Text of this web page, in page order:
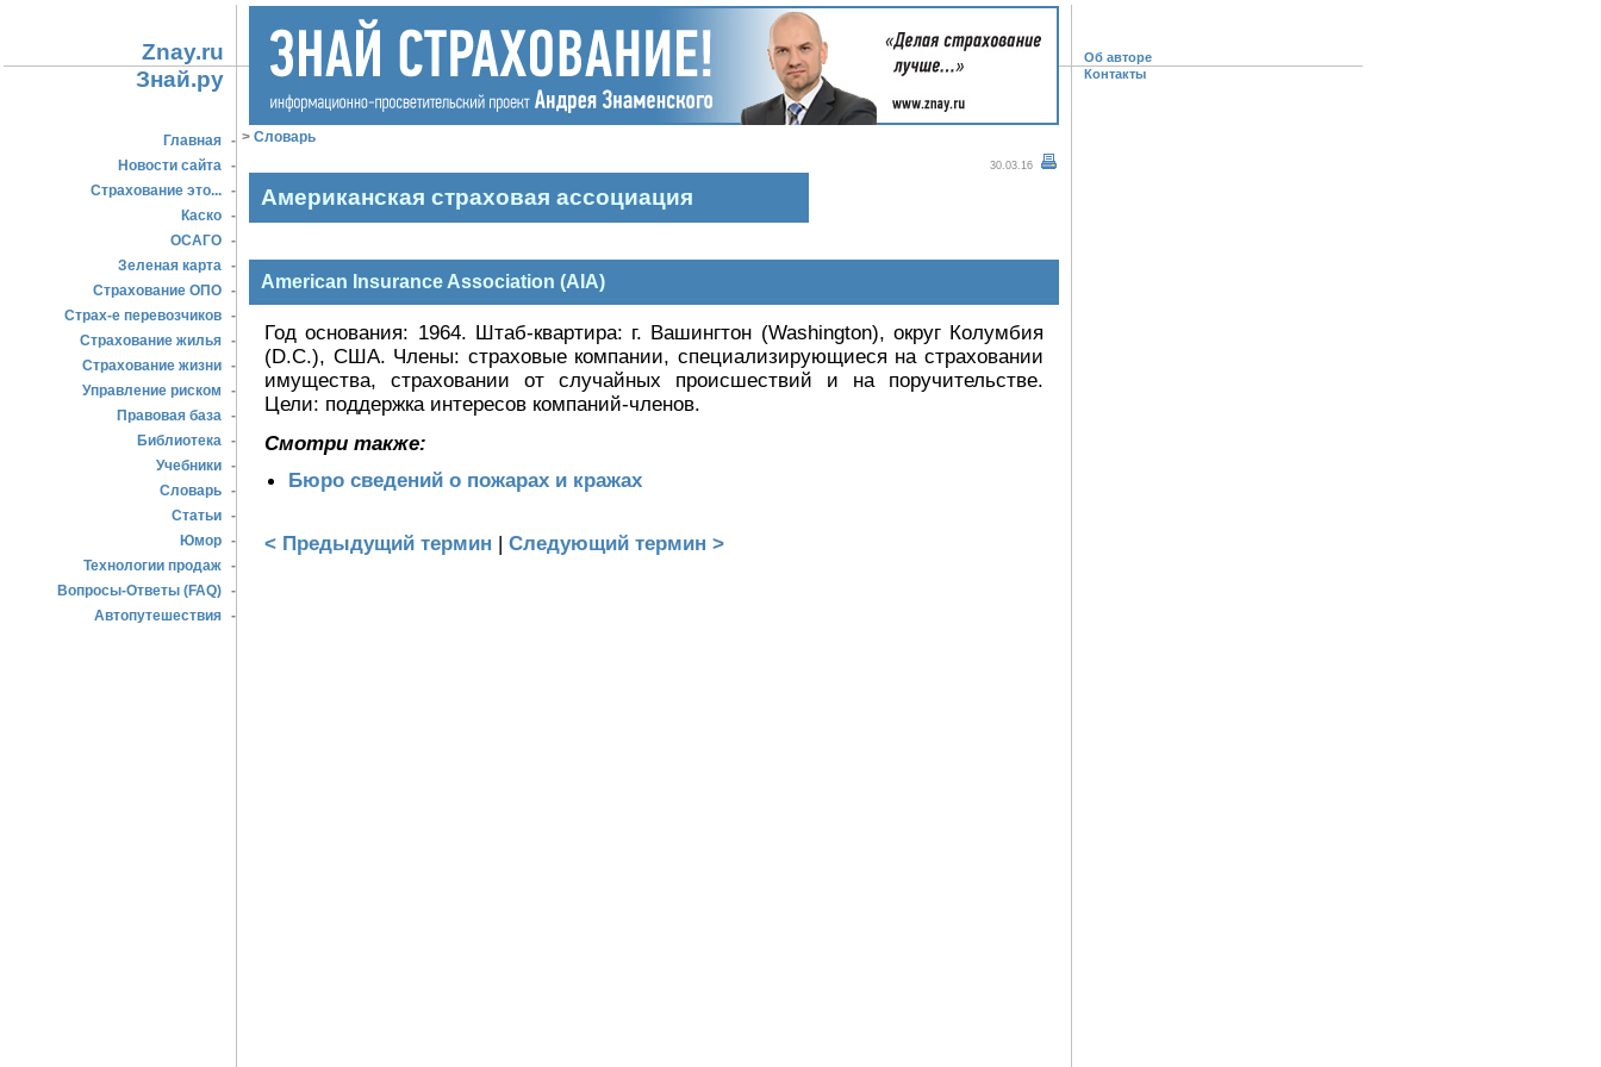
Znay.ru Об авторе
Знай.ру Контакты
Главная -
Новости сайта -
Страхование это... -
Каско -
ОСАГО -
Зеленая карта -
Страхование ОПО -
Страх-е перевозчиков -
Страхование жилья -
Страхование жизни -
Управление риском
-
Правовая база -
Библиотека -
Учебники -
Словарь -
Статьи -
Юмор -
Технологии продаж -
Вопросы-Ответы (FAQ) -
Автопутешествия -
> Словарь
Американская страховая ассоциация
30.03.16
American Insurance Association (AIA)
Год основания: 1964. Штаб-квартира: г. Вашингтон (Washington), округ Колумбия
(D.C.), США. Члены: страховые компании, специализирующиеся на страховании
имущества, страховании от случайных происшествий и на поручительстве.
Цели: поддержка интересов компаний-членов.
Смотри также:
Бюро сведений о пожарах и кражах
< Предыдущий термин | Следующий термин >